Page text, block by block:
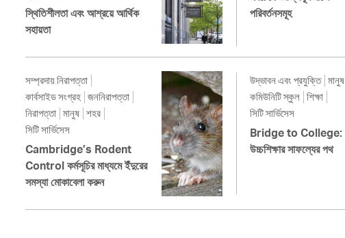
স্থিতিশীলতা এবং আশ্রয়ে আর্থিক
সহায়তা
পরিবর্তনসমূহ
সম্প্রদায় নিরাপত্তা
কার্বসাইড সংগ্রহ জননিরাপত্তা
নিরাপত্তা মানুষ শহর
সিটি সার্ভিসেস
Cambridge’s Rodent
Control কর্মসূচির মাধ্যমে ইঁদুরের
সমস্যা মোকাবেলা করুন
উদ্ভাবন এবং প্রযুক্তি মানুষ
কমিউনিটি স্কুল শিক্ষা
সিটি সার্ভিসেস
Bridge to College:
উচ্চশিক্ষার সাফল্যের পথ